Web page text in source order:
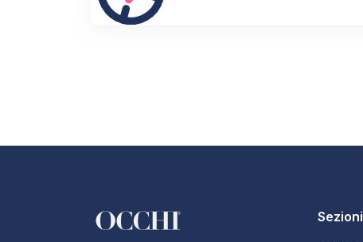
Sezioni